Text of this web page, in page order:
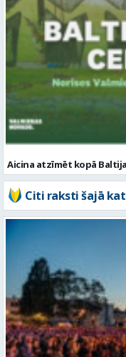
Aicina atzīmēt kopā
Citi raksti šajā